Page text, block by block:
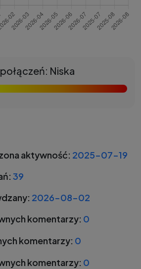
Niska
aktywność: 2025-07-19
39
2026-08-02
komentarzy: 0
komentarzy: 0
komentarzy: 0